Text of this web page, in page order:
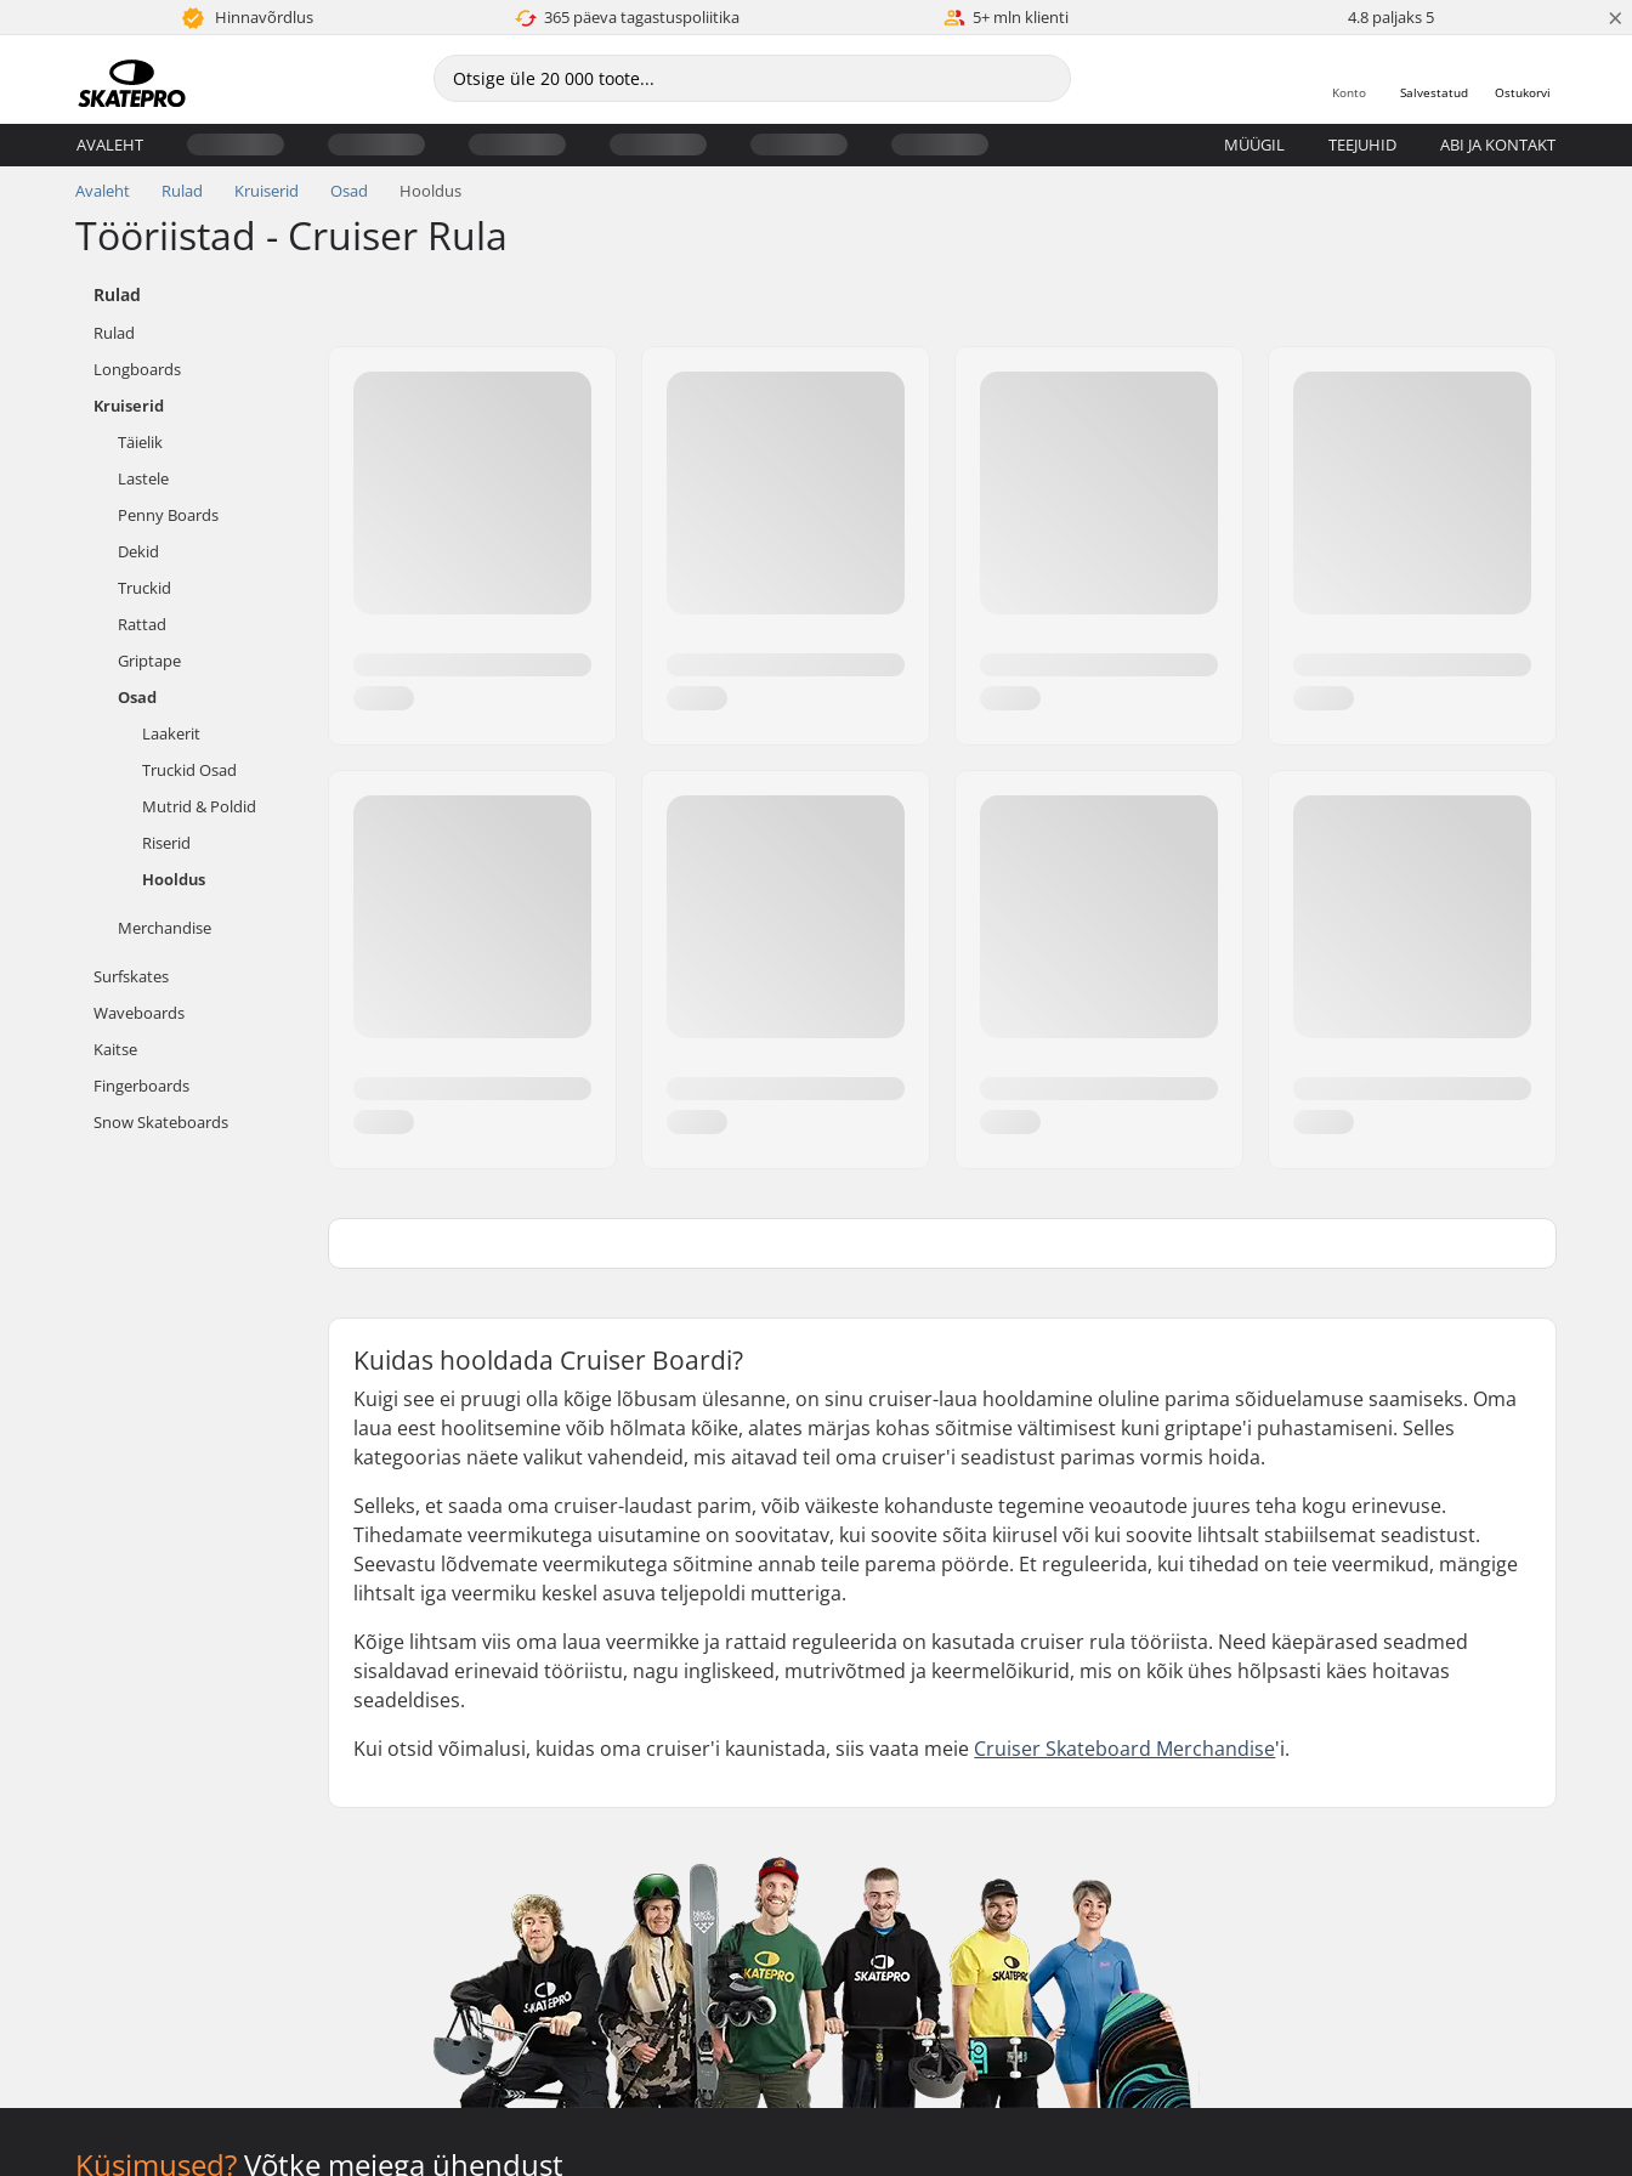
Hinnavõrdlus 365 päeva tagastuspoliitika 5+ mln klienti 4.8 paljaks 5 ×
Ostukorvi
Salvestatud
Konto
AVALEHT MÜÜGIL TEEJUHID ABI JA KONTAKT
Avaleht Rulad Kruiserid Osad Hooldus
Tööriistad - Cruiser Rula
Rulad
Rulad
Longboards
Kruiserid
Täielik
Lastele
Penny Boards
Dekid
Truckid
Rattad
Griptape
Osad
Laakerit
Truckid Osad
Mutrid & Poldid
Riserid
Hooldus
Merchandise
Surfskates
Waveboards
Kaitse
Fingerboards
Snow Skateboards
Kuidas hooldada Cruiser Boardi?
Kuigi see ei pruugi olla kõige lõbusam ülesanne, on sinu cruiser-laua hooldamine oluline parima sõiduelamuse saamiseks. Oma
laua eest hoolitsemine võib hõlmata kõike, alates märjas kohas sõitmise vältimisest kuni griptape'i puhastamiseni. Selles
kategoorias näete valikut vahendeid, mis aitavad teil oma cruiser'i seadistust parimas vormis hoida.
Selleks, et saada oma cruiser-laudast parim, võib väikeste kohanduste tegemine veoautode juures teha kogu erinevuse.
Tihedamate veermikutega uisutamine on soovitatav, kui soovite sõita kiirusel või kui soovite lihtsalt stabiilsemat seadistust.
Seevastu lõdvemate veermikutega sõitmine annab teile parema pöörde. Et reguleerida, kui tihedad on teie veermikud, mängige
lihtsalt iga veermiku keskel asuva teljepoldi mutteriga.
Kõige lihtsam viis oma laua veermikke ja rattaid reguleerida on kasutada cruiser rula tööriista. Need käepärased seadmed
sisaldavad erinevaid tööriistu, nagu ingliskeed, mutrivõtmed ja keermelõikurid, mis on kõik ühes hõlpsasti käes hoitavas
seadeldises.
Kui otsid võimalusi, kuidas oma cruiser'i kaunistada, siis vaata meie Cruiser Skateboard Merchandise'i.
Küsimused?Võtke meiega ühendust